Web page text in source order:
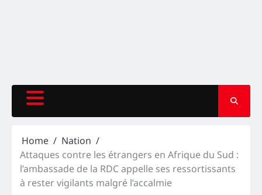
Home
Nation
Attaques contre les étrangers en Afrique du Sud :
l’ambassade de la RDC appelle ses ressortissants
à rester vigilants malgré l’accalmie